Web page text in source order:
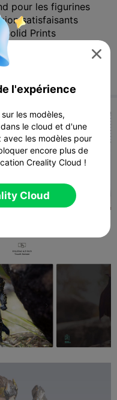
pour les figurines
satisfaisants
Solid Prints

l'expérience
les modèles,
le cloud et d'une
avec les modèles pour
encore plus de
Creality Cloud !
Cloud